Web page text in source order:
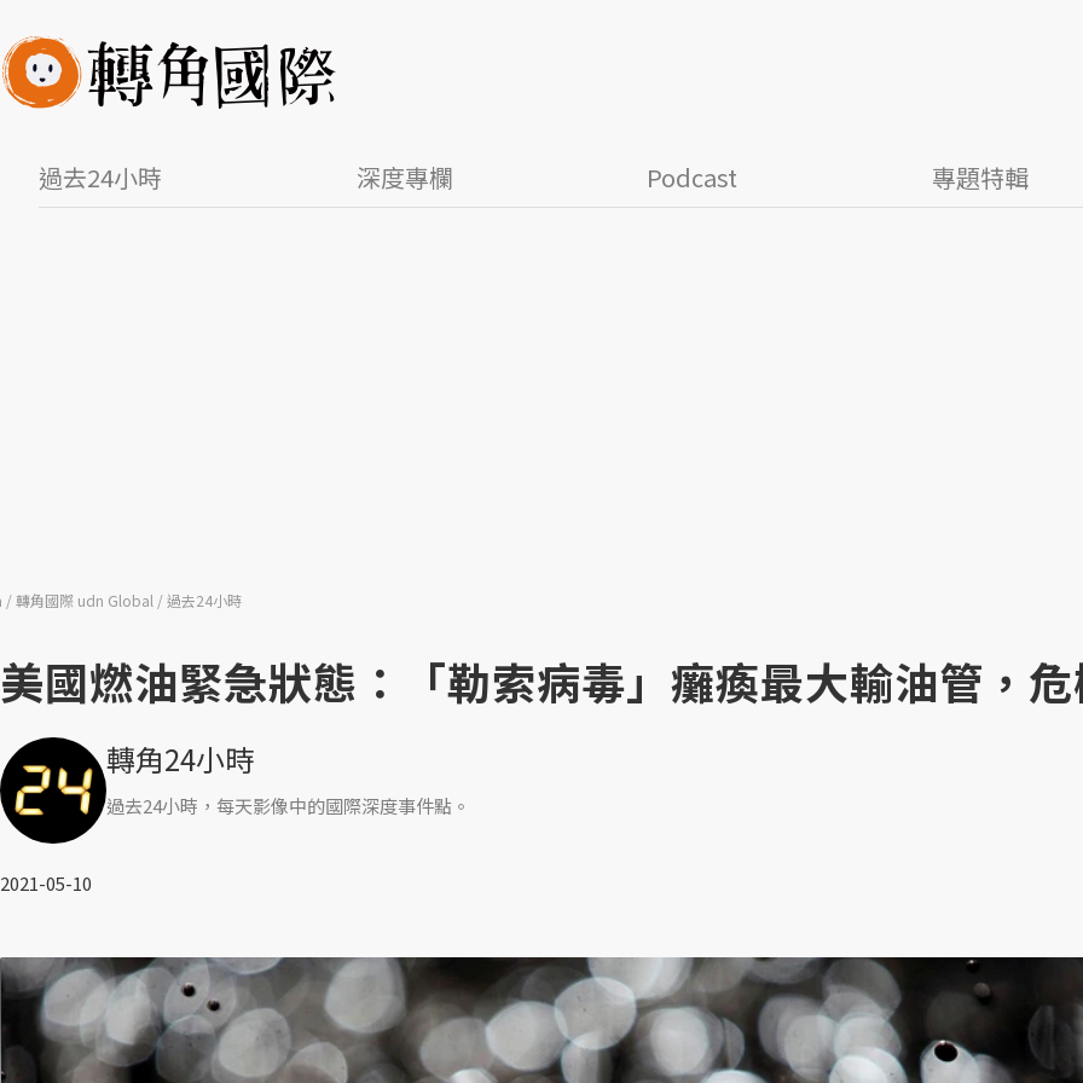
過去24小時 深度專欄 Podcast 專題特輯
轉角國際 udn Global 過去24小時
美國燃油緊急狀態：「勒索病毒」癱瘓最大輸油管，
轉角24小時
過去24小時，每天影像中的國際深度事件點。
2021-05-10